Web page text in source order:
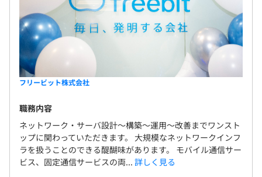
フリービット株式会社
職務内容
ネットワーク・サーバ設計～構築～運用～改善までワンスト
ップに関わっていただきます。 大規模なネットワークインフ
ラを扱うことのできる醍醐味があります。 モバイル通信サー
ビス、固定通信サービスの両... 詳しく見る